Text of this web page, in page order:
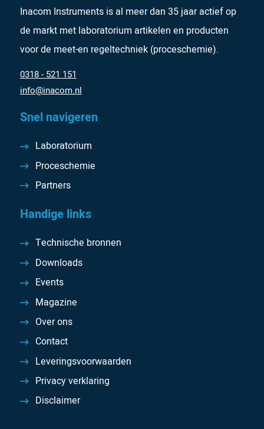
Inacom Instruments is al meer dan 35 jaar actief op
de markt met laboratorium artikelen en producten
voor de meet-en regeltechniek (proceschemie).
0318 - 521 151
info@inacom.nl
Snel navigeren
Laboratorium
Proceschemie
Partners
Handige links
Technische bronnen
Downloads
Events
Magazine
Over ons
Contact
Leveringsvoorwaarden
Privacy verklaring
Disclaimer